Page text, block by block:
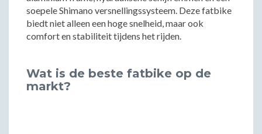
soepele Shimano versnellingssysteem. Deze fatbike
biedt niet alleen een hoge snelheid, maar ook
comfort en stabiliteit tijdens het rijden.
Wat is de beste fatbike op de
markt?